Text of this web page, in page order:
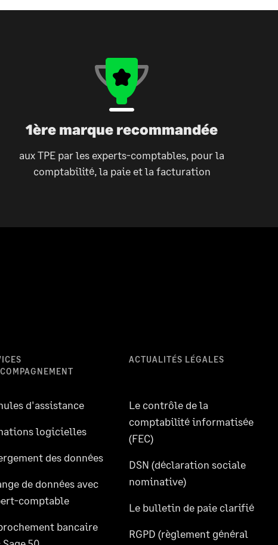
1ère marque recommandée
aux TPE par les experts-comptables, pour la
comptabilité, la paie et la facturation
d'assistance
logicielles
des données
de données avec
comptable
bancaire
ACTUALITÉS LÉGALES
Le contrôle de la
comptabilité informatisée
(FEC)
DSN (déclaration sociale
nominative)
Le bulletin de paie clarifié
RGPD (règlement général